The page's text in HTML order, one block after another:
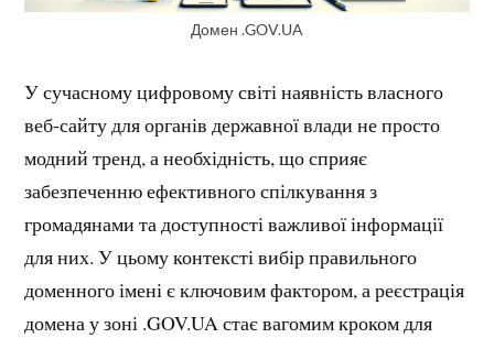
Домен .GOV.UA
У сучасному цифровому світі наявність власного
веб-сайту для органів державної влади не просто
модний тренд, а необхідність, що сприяє
забезпеченню ефективного спілкування з
громадянами та доступності важливої інформації
для них. У цьому контексті вибір правильного
доменного імені є ключовим фактором, а реєстрація
домена у зоні .GOV.UA стає вагомим кроком для